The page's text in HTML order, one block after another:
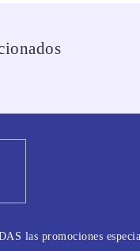
las promociones